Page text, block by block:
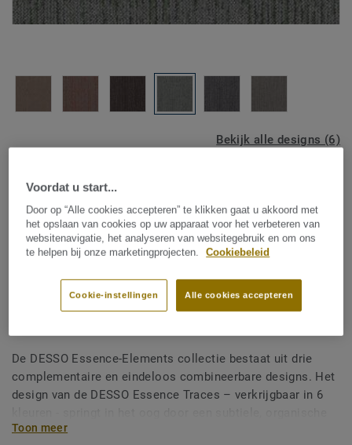
Bekijk alle designs (6)
Tapijttegels
Essence Traces - Essence
Traces AD09 9527
De DESSO Essence-Elements collectie bestaat uit drie
complementaire en eindeloos combineerbare designs. Het
design van de DESSO Essence Traces – verkrijgbaar in 6
streep. Het is gemaakt met een combinatie van 3 effen
Toon meer
Voordat u start...
Door op “Alle cookies accepteren” te klikken gaat u akkoord met
het opslaan van cookies op uw apparaat voor het verbeteren van
websitenavigatie, het analyseren van websitegebruik en om ons
te helpen bij onze marketingprojecten.
Cookiebeleid
Alle cookies accepteren
Cookie-instellingen